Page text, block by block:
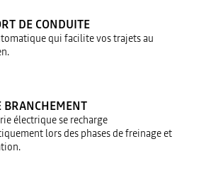
DE CONDUITE
qui facilite vos trajets au
BRANCHEMENT
électrique se recharge
lors des phases de freinage et